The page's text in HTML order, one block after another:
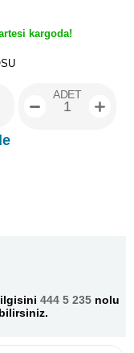
kargoda!
ADET
444 5 235 nolu